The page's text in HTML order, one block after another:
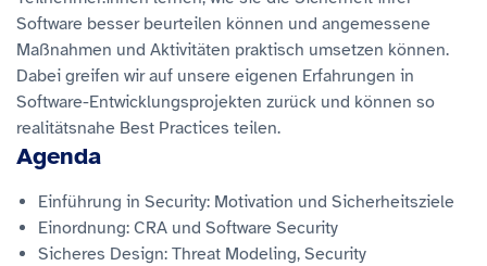
Software besser beurteilen können und angemessene
Maßnahmen und Aktivitäten praktisch umsetzen können.
Dabei greifen wir auf unsere eigenen Erfahrungen in
Software-Entwicklungsprojekten zurück und können so
realitätsnahe Best Practices teilen.
Agenda
Einführung in Security: Motivation und Sicherheitsziele
Einordnung: CRA und Software Security
Sicheres Design: Threat Modeling, Security